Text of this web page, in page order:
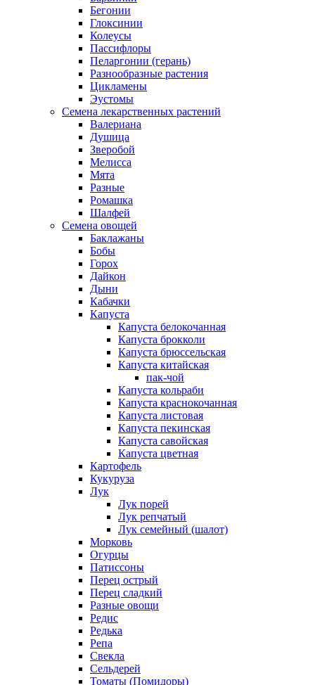
Бегонии
Глоксинии
Колеусы
Пассифлоры
Пеларгонии (герань)
Разнообразные растения
Цикламены
Эустомы
Семена лекарственных растений
Валериана
Душица
Зверобой
Мелисса
Мята
Разные
Ромашка
Шалфей
Семена овощей
Баклажаны
Бобы
Горох
Дайкон
Дыни
Кабачки
Капуста
Капуста белокочанная
Капуста брокколи
Капуста брюссельская
Капуста китайская
пак-чой
Капуста кольраби
Капуста краснокочанная
Капуста листовая
Капуста пекинская
Капуста савойская
Капуста цветная
Картофель
Кукуруза
Лук
Лук порей
Лук репчатый
Лук семейный (шалот)
Морковь
Огурцы
Патиссоны
Перец острый
Перец сладкий
Разные овощи
Редис
Редька
Репа
Свекла
Сельдерей
Томаты (Помидоры)